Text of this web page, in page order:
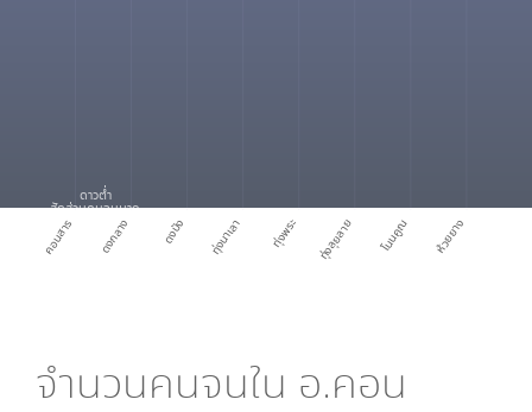
คอนสาร ดงกลาง ดงบัง ทุ่งนาเลา ทุ่งพระ ทุ่งลุยลาย โนนคูณ ห้วยยาง
ดาวต่ำ
สัดส่วนคนจนมาก
จำนวนคนจนใน อ.คอน